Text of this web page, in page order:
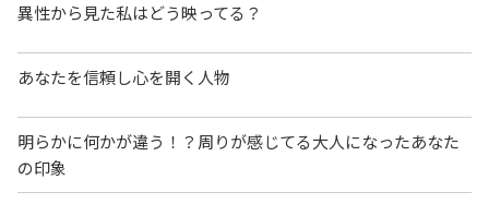
異性から見た私はどう映ってる？
あなたを信頼し心を開く人物
明らかに何かが違う！？周りが感じてる大人になったあなた
の印象